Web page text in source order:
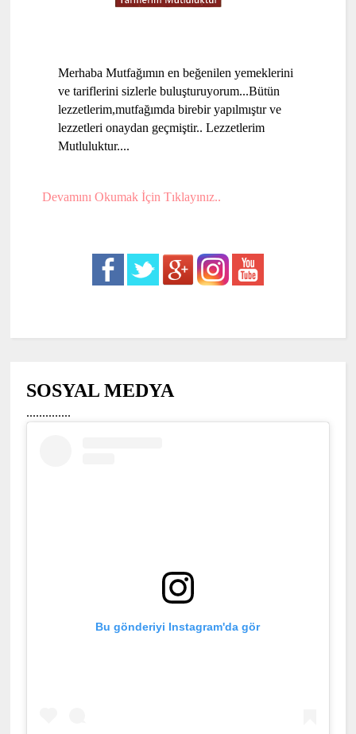
Merhaba Mutfağımın en beğenilen yemeklerini
ve tariflerini sizlerle buluşturuyorum...Bütün
lezzetlerim,mutfağımda birebir yapılmıştır ve
lezzetleri onaydan geçmiştir.. Lezzetlerim
Mutluluktur....
Devamını Okumak İçin Tıklayınız..
SOSYAL MEDYA
..............
Bu gönderiyi Instagram'da gör